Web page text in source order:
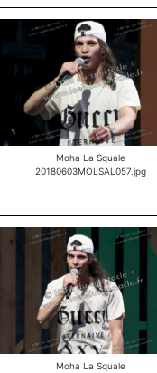
Moha La Squale
20180603MOLSAL057.jpg
Moha La Squale